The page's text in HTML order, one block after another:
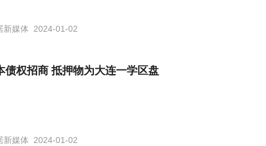
新媒体 2024-01-02
债权招商 抵押物为大连一学区盘
新媒体 2024-01-02